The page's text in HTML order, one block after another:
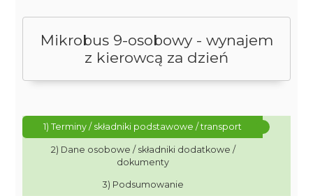
Mikrobus 9-osobowy - wynajem
z kierowcą za dzień
1) Terminy / składniki podstawowe / transport
2) Dane osobowe / składniki dodatkowe /
dokumenty
3) Podsumowanie